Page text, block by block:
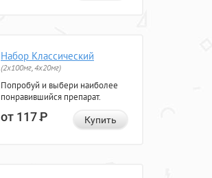
Набор Классический
(2x100мг, 4x20мг)
Попробуй и выбери наиболее
понравившийся препарат.
от 117Р Купить